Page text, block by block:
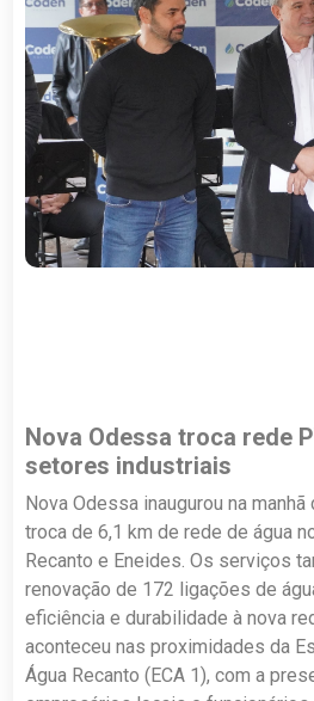
Nova Odessa troca rede
setores industriais
Nova Odessa inaugurou na
troca de 6,1 km de rede de água
Recanto e Eneides. Os serviços
renovação de 172 ligações de
eficiência e durabilidade à nova
aconteceu nas proximidades da
Água Recanto (ECA 1), com a